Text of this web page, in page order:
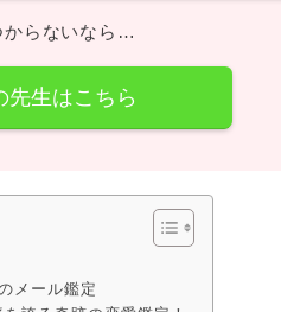
からないなら…
先生はこちら
メール鑑定